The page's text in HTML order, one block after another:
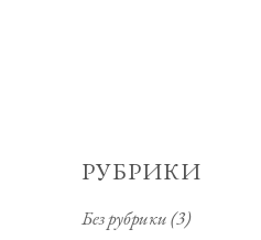
РУБРИКИ
Без рубрики(3)